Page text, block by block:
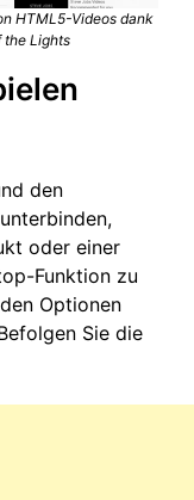
HTML5-Videos dank
the Lights
den
oder einer
Funktion zu
Optionen
Sie die